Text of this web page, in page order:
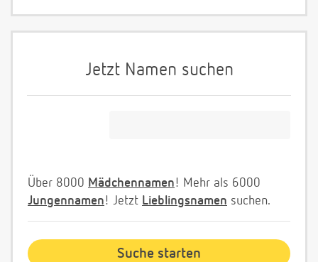
Jetzt Namen suchen
Über 8000 Mädchennamen! Mehr als 6000
Jungennamen! Jetzt Lieblingsnamen suchen.